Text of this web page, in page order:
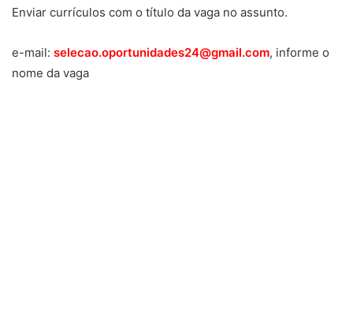
Enviar currículos com o título da vaga no assunto.
e-mail: selecao.oportunidades24@gmail.com, informe o
nome da vaga